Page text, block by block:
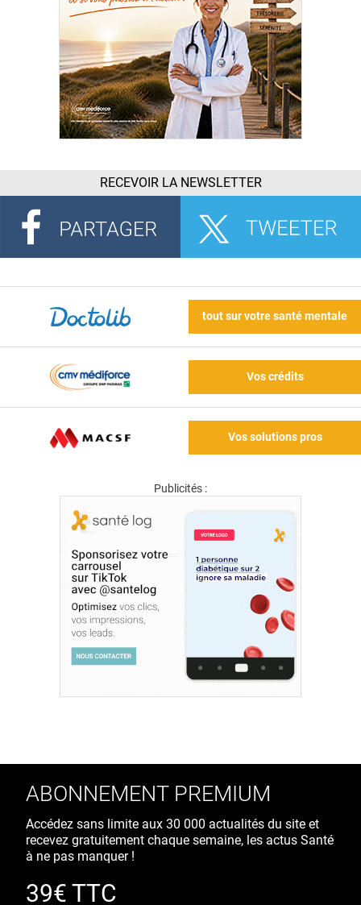
RECEVOIR LA NEWSLETTER
tout sur votre santé mentale
Vos crédits
Vos solutions pros
Publicités :
ABONNEMENT PREMIUM
Accédez sans limite aux 30 000 actualités du site et
recevez gratuitement chaque semaine, les actus Santé
à ne pas manquer !
39€ TTC